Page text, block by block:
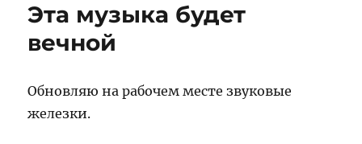
Эта музыка будет
вечной
Обновляю на рабочем месте звуковые
железки.